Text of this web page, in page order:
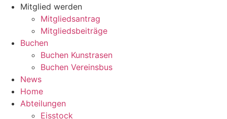
Mitglied werden
Mitgliedsantrag
Mitgliedsbeiträge
Buchen
Buchen Kunstrasen
Buchen Vereinsbus
News
Home
Abteilungen
Eisstock